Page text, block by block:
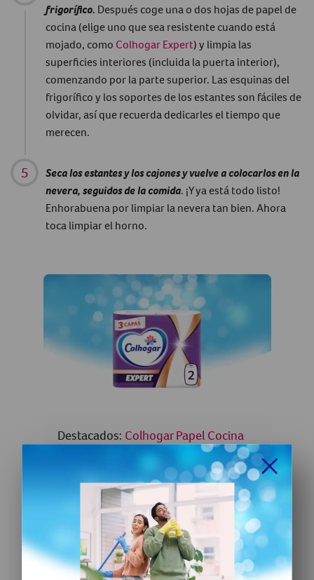
Destacados: Colhogar Papel Cocina
Colhogar Papel Cocina Expert: con 3
capas para máxima eficacia
Compra ahora
frigorífico. Después coge una o dos hojas de papel de
cocina (elige uno que sea resistente cuando está
mojado, como Colhogar Expert) y limpia las
superficies interiores (incluida la puerta interior),
comenzando por la parte superior. Las esquinas del
frigorífico y los soportes de los estantes son fáciles de
olvidar, así que recuerda dedicarles el tiempo que
merecen.
Seca los estantes y los cajones y vuelve a colocarlos en la
nevera, seguidos de la comida. ¡Y ya está todo listo!
Enhorabuena por limpiar la nevera tan bien. Ahora
toca limpiar el horno.